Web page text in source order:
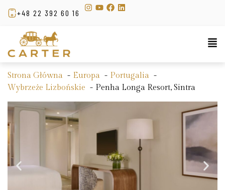
+48 22 392 60 16
Strona Główna Europa
Portugalia
Wybrzeże Lizbońskie
Penha Longa Resort, Sintra